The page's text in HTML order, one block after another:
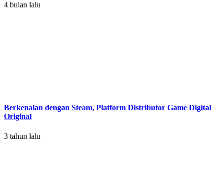
4 bulan lalu
Berkenalan dengan Steam, Platform Distributor Game Digital
Original
3 tahun lalu